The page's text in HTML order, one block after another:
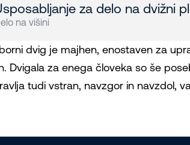
za delo na dvižni
na višini
dvig je majhen, enostaven za
Dvigala za enega človeka so še
tudi vstran, navzgor in navzdol,